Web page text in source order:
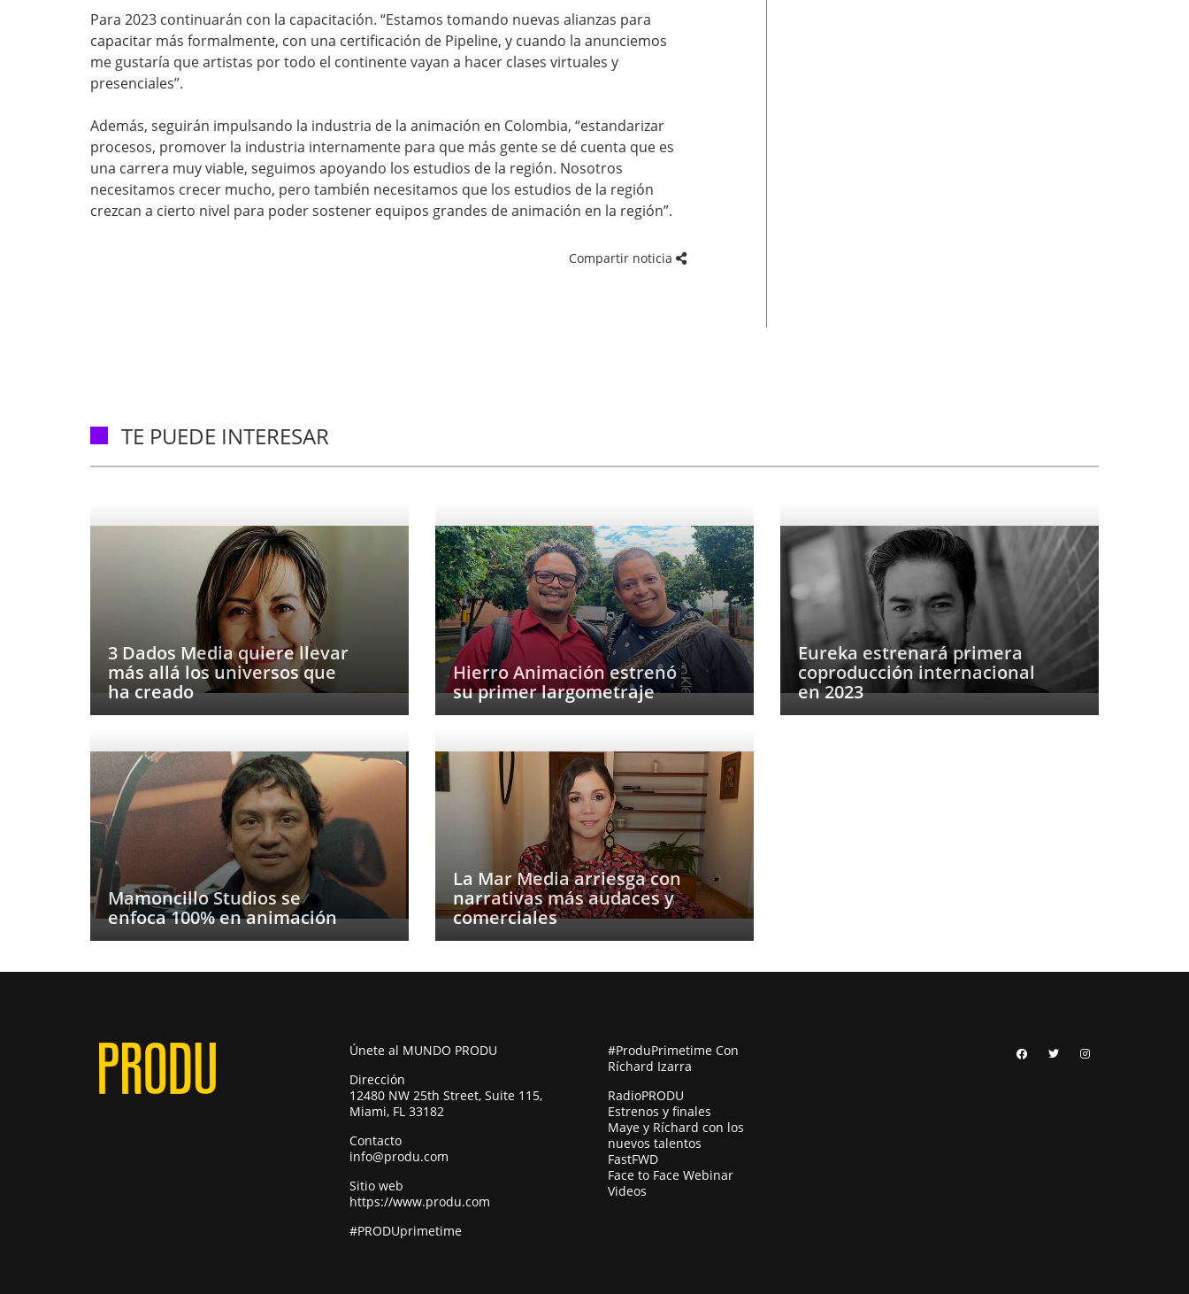
Para 2023 continuarán con la capacitación. “Estamos tomando nuevas alianzas para
capacitar más formalmente, con una certificación de Pipeline, y cuando la anunciemos
me gustaría que artistas por todo el continente vayan a hacer clases virtuales y
presenciales”.
Además, seguirán impulsando la industria de la animación en Colombia, “estandarizar
procesos, promover la industria internamente para que más gente se dé cuenta que es
una carrera muy viable, seguimos apoyando los estudios de la región. Nosotros
necesitamos crecer mucho, pero también necesitamos que los estudios de la región
crezcan a cierto nivel para poder sostener equipos grandes de animación en la región”.
Compartir noticia
TE PUEDE INTERESAR
3 Dados Media quiere llevar
más allá los universos que
ha creado
Hierro Animación estrenó
su primer largometraje
Eureka estrenará primera
coproducción internacional
en 2023
Mamoncillo Studios se
enfoca 100% en animación
La Mar Media arriesga con
narrativas más audaces y
comerciales
Únete al MUNDO PRODU
Dirección
12480 NW 25th Street, Suite 115,
Miami, FL 33182
Contacto
info@produ.com
Sitio web
https://www.produ.com
#PRODUprimetime
#ProduPrimetime Con
Ríchard Izarra
RadioPRODU
Estrenos y finales
Maye y Ríchard con los
nuevos talentos
FastFWD
Face to Face Webinar
Videos